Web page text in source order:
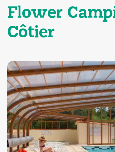
Flower
Côtier